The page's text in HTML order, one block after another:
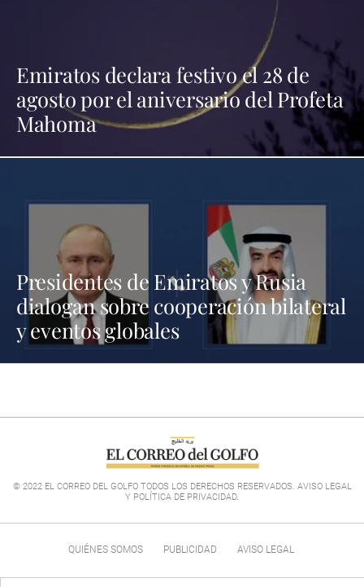
Emiratos declara festivo el 28 de
agosto por el aniversario del Profeta
Mahoma
Presidentes de Emiratos y Rusia
dialogan sobre cooperación bilateral
y eventos globales
© 2022 EL CORREO DEL GOLFO TODOS LOS DERECHOS RESERVADOS. AVISO LEGAL
Y POLÍTICA DE PRIVACIDAD.
QUIÉNES SOMOS PUBLICIDAD AVISO LEGAL